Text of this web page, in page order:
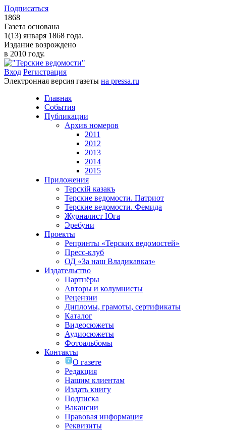
Подписаться
1868
Газета основана
1(13) января 1868 года.
Издание возрождено
в 2010 году.
Вход Регистрация
Электронная версия газеты на pressa.ru
Главная
События
Публикации
Архив номеров
2011
2012
2013
2014
2015
Приложения
Терскiй казакъ
Терские ведомости. Патриот
Терские ведомости. Фемида
Журналист Юга
Эребуни
Проекты
Репринты «Терских ведомостей»
Пресс-клуб
ОД «За наш Владикавказ»
Издательство
Партнёры
Авторы и колумнисты
Рецензии
Дипломы, грамоты, сертификаты
Каталог
Видеосюжеты
Аудиосюжеты
Фотоальбомы
Контакты
О газете
Редакция
Нашим клиентам
Издать книгу
Подписка
Вакансии
Правовая информация
Реквизиты